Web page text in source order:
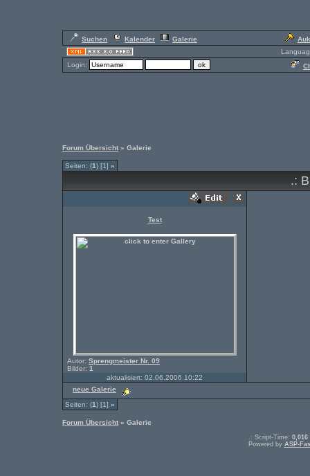
Suchen Kalender Galerie
Login:
Forum Übersicht » Galerie
Seiten: (1) [1] »
.:
Test
Autor: Sprengmeister Nr. 09
Bilder: 1
aktualisiert: 02.06.2006 10:22
neue Galerie
Seiten: (1) [1] »
Forum Übersicht » Galerie
.: Script-Time: 0,016
Powered by ASP-